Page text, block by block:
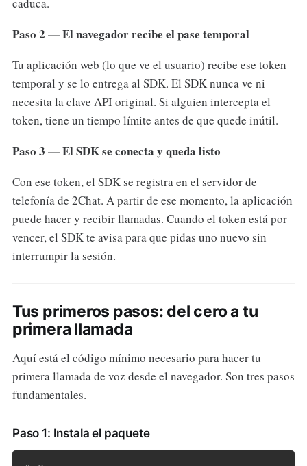
caduca.
Paso 2 — El navegador recibe el pase temporal
Tu aplicación web (lo que ve el usuario) recibe ese token
temporal y se lo entrega al SDK. El SDK nunca ve ni
necesita la clave API original. Si alguien intercepta el
token, tiene un tiempo límite antes de que quede inútil.
Paso 3 — El SDK se conecta y queda listo
Con ese token, el SDK se registra en el servidor de
telefonía de 2Chat. A partir de ese momento, la aplicación
puede hacer y recibir llamadas. Cuando el token está por
vencer, el SDK te avisa para que pidas uno nuevo sin
interrumpir la sesión.
Tus primeros pasos: del cero a tu
primera llamada
Aquí está el código mínimo necesario para hacer tu
primera llamada de voz desde el navegador. Son tres pasos
fundamentales.
Paso 1: Instala el paquete